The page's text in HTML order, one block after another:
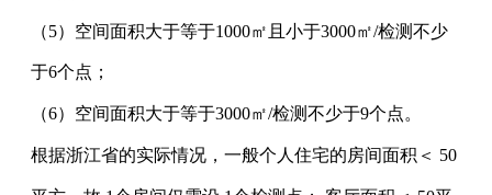
（5）空间面积大于等于1000㎡且小于3000㎡/检测不少
于6个点；
（6）空间面积大于等于3000㎡/检测不少于9个点。
根据浙江省的实际情况，一般个人住宅的房间面积＜ 50